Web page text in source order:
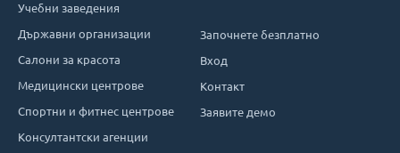
Учебни заведения
Държавни организации
Салони за красота
Медицински центрове
Спортни и фитнес центрове
Консултантски агенции
Започнете безплатно
Вход
Контакт
Заявите демо